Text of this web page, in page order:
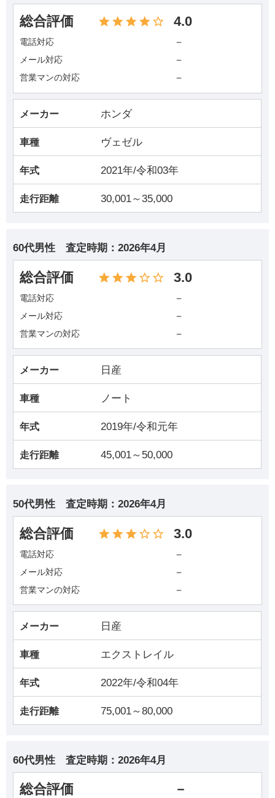
総合評価 4.0
電話対応 －
メール対応 －
営業マンの対応 －
メーカー ホンダ
車種 ヴェゼル
年式 2021年/令和03年
走行距離 30,001～35,000
60代男性 査定時期： 2026年4月
総合評価 3.0
電話対応 －
メール対応 －
営業マンの対応 －
メーカー 日産
車種 ノート
年式 2019年/令和元年
走行距離 45,001～50,000
50代男性 査定時期： 2026年4月
総合評価 3.0
電話対応 －
メール対応 －
営業マンの対応 －
メーカー 日産
車種 エクストレイル
年式 2022年/令和04年
走行距離 75,001～80,000
60代男性 査定時期： 2026年4月
総合評価 －